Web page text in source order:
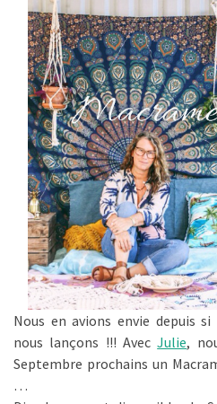
Nous en avions envie depuis
nous lançons !!! AvecJulie,
Septembre prochains un
…